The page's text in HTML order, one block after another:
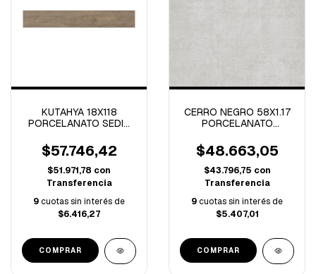
KUTAHYA 18X118
PORCELANATO SEDIR
$57.746,42
$51.971,78 con
Transferencia
9cuotas sin interés de
$6.416,27
CERRO NEGRO 58X1.17
PORCELANATO
RECTIFICADO-1.35M/C
$48.663,05
$43.796,75 con
Transferencia
9cuotas sin interés de
$5.407,01